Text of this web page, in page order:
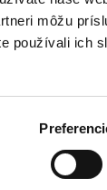
môžu
používali ich
desať dňový